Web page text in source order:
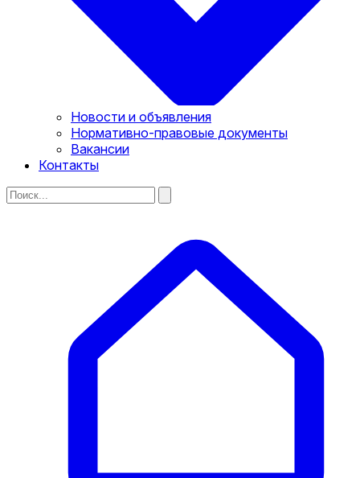
Новости и объявления
Нормативно-правовые документы
Вакансии
Контакты